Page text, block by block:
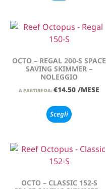
OCTO – REGAL 200-S SPACE
SAVING SKIMMER –
NOLEGGIO
A PARTIRE DA: €14.50 /MESE
Scegli
OCTO – CLASSIC 152-S